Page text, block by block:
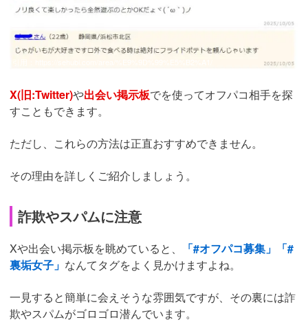
X(旧:Twitter)や出会い掲示板でを使ってオフパコ相手を探
すこともできます。
ただし、これらの方法は正直おすすめできません。
その理由を詳しくご紹介しましょう。
詐欺やスパムに注意
Xや出会い掲示板を眺めていると、
「#オフパコ募集」「#
裏垢女子」 なんてタグをよく見かけますよね。
一見すると簡単に会えそうな雰囲気ですが、その裏には詐
欺やスパムがゴロゴロ潜んでいます。